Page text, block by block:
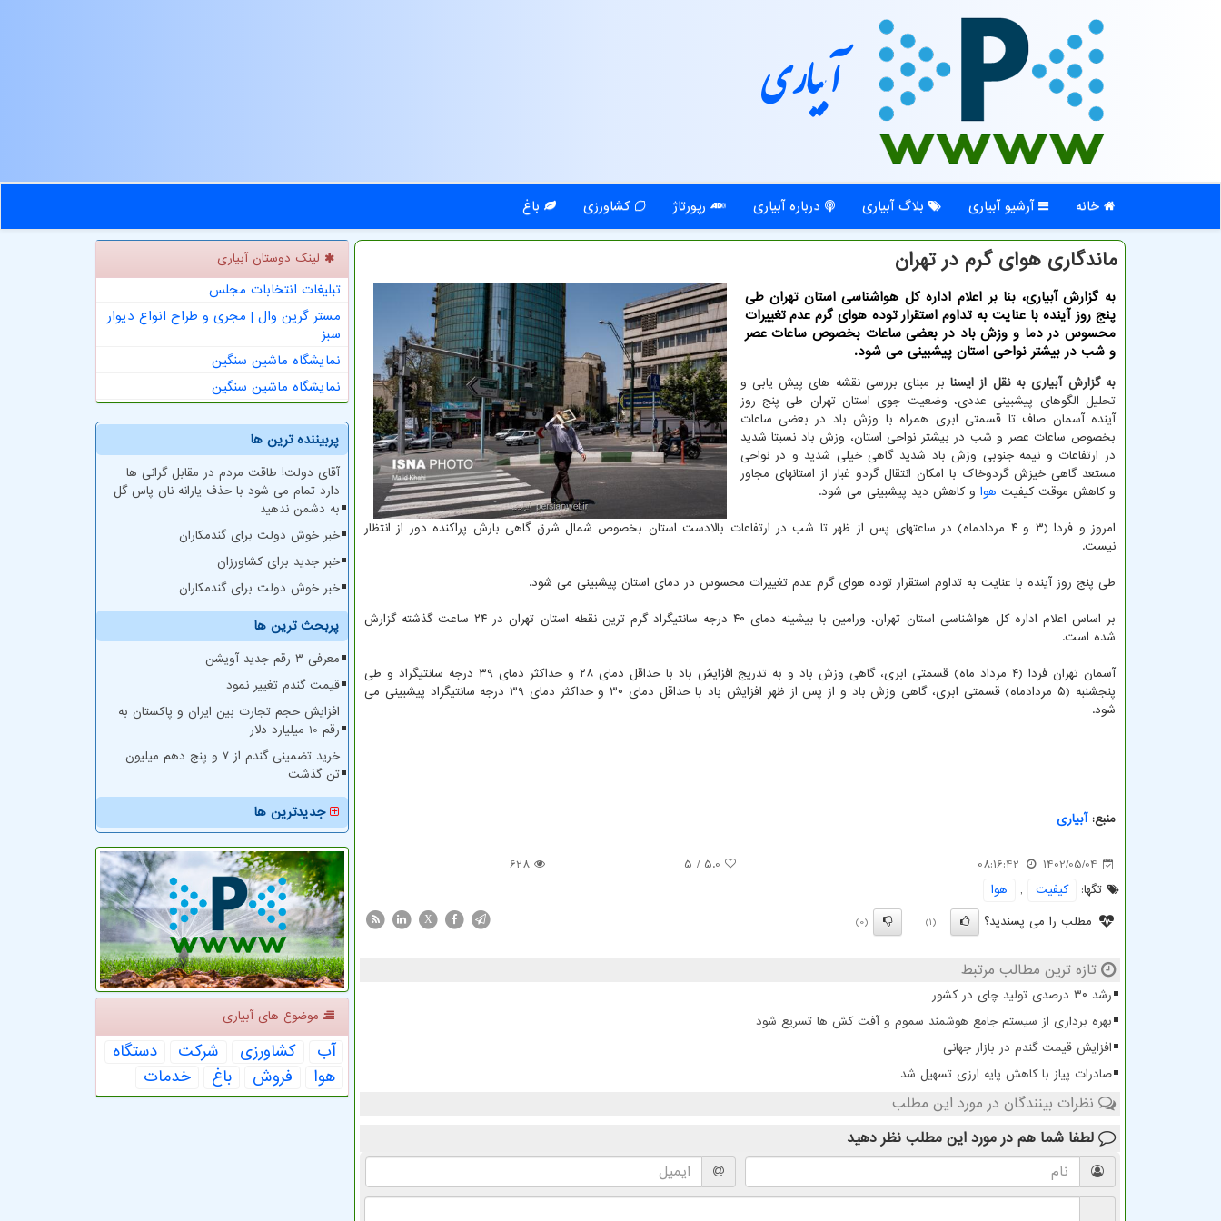
آبیاری
خانه آرشیو آبیاری بلاگ آبیاری درباره آبیاری رپورتاژ کشاورزی باغ
ماندگاری هوای گرم در تهران
به گزارش آبیاری، بنا بر اعلام اداره کل هواشناسی استان تهران طی
پنج روز آینده با عنایت به تداوم استقرار توده هوای گرم عدم تغییرات
محسوس در دما و وزش باد در بعضی ساعات بخصوص ساعات عصر
و شب در بیشتر نواحی استان پیشبینی می شود.
به گزارش آبیاری به نقل از ایسنابر مبنای بررسی نقشه های پیش یابی و
تحلیل الگوهای پیشبینی عددی، وضعیت جوی استان تهران طی پنج روز
آینده آسمان صاف تا قسمتی ابری همراه با وزش باد در بعضی ساعات
بخصوص ساعات عصر و شب در بیشتر نواحی استان، وزش باد نسبتا شدید
در ارتفاعات و نیمه جنوبی وزش باد شدید گاهی خیلی شدید و در نواحی
مستعد گاهی خیزش گردوخاک با امکان انتقال گردو غبار از استانهای مجاور
و کاهش موقت کیفیت هوا و کاهش دید پیشبینی می شود.
امروز و فردا (۳ و ۴ مردادماه) در ساعتهای پس از ظهر تا شب در ارتفاعات بالادست استان بخصوص شمال شرق گاهی بارش پراکنده دور از انتظار
نیست.
طی پنج روز آینده با عنایت به تداوم استقرار توده هوای گرم عدم تغییرات محسوس در دمای استان پیشبینی می شود.
بر اساس اعلام اداره کل هواشناسی استان تهران، ورامین با بیشینه دمای ۴۰ درجه سانتیگراد گرم ترین نقطه استان تهران در ۲۴ ساعت گذشته گزارش
شده است.
آسمان تهران فردا (۴ مرداد ماه) قسمتی ابری، گاهی وزش باد و به تدریج افزایش باد با حداقل دمای ۲۸ و حداکثر دمای ۳۹ درجه سانتیگراد و طی
پنجشنبه (۵ مردادماه) قسمتی ابری، گاهی وزش باد و از پس از ظهر افزایش باد با حداقل دمای ۳۰ و حداکثر دمای ۳۹ درجه سانتیگراد پیشبینی می
شود.
منبع:آبیاری
1402/05/04
08:16:42
5.0
/ 5
628
تگها:
كیفیت ,
هوا
مطلب را می پسندید؟
(1)
(0)
X
تازه ترین مطالب مرتبط
رشد ۳۰ درصدی تولید چای در کشور
بهره برداری از سیستم جامع هوشمند سموم و آفت کش ها تسریع شود
افزایش قیمت گندم در بازار جهانی
صادرات پیاز با کاهش پایه ارزی تسهیل شد
نظرات بینندگان در مورد این مطلب
لطفا شما هم در مورد این مطلب نظر دهید
لینک دوستان آبیاری
تبلیغات انتخابات مجلس
مستر گرین وال | مجری و طراح انواع دیوار
سبز
نمایشگاه ماشین سنگین
نمایشگاه ماشین سنگین
پربیننده ترین ها
آقای دولت! طاقت مردم در مقابل گرانی ها
دارد تمام می شود با حذف یارانه نان پاس گل
به دشمن ندهید
خبر خوش دولت برای گندمکاران
خبر جدید برای کشاورزان
خبر خوش دولت برای گندمکاران
پربحث ترین ها
معرفی ۳ رقم جدید آویشن
قیمت گندم تغییر نمود
افزایش حجم تجارت بین ایران و پاکستان به
رقم 10 میلیارد دلار
خرید تضمینی گندم از ۷ و پنج دهم میلیون
تن گذشت
جدیدترین ها
موضوع های آبیاری
آب كشاورزی شركت
دستگاه
هوا
فروش باغ خدمات